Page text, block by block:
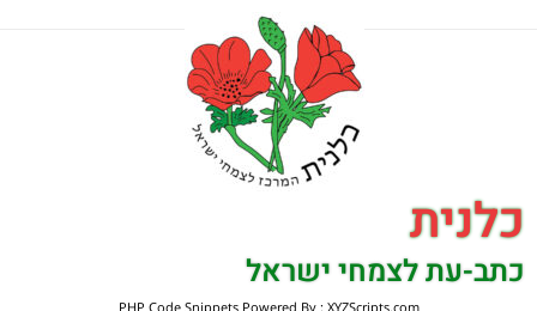
כלנית
כתב-עת לצמחי ישראל
PHP Code SnippetsPowered By : XYZScripts.com